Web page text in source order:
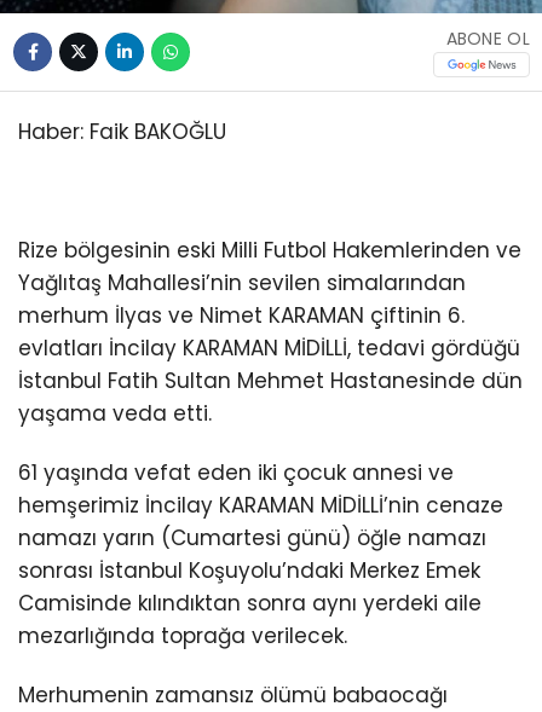
ABONE OL
Haber: Faik BAKOĞLU
Rize bölgesinin eski Milli Futbol Hakemlerinden ve
Yağlıtaş Mahallesi’nin sevilen simalarından
merhum İlyas ve Nimet KARAMAN çiftinin 6.
evlatları İncilay KARAMAN MİDİLLİ, tedavi gördüğü
İstanbul Fatih Sultan Mehmet Hastanesinde dün
yaşama veda etti.
61 yaşında vefat eden iki çocuk annesi ve
hemşerimiz İncilay KARAMAN MİDİLLİ’nin cenaze
namazı yarın (Cumartesi günü) öğle namazı
sonrası İstanbul Koşuyolu’ndaki Merkez Emek
Camisinde kılındıktan sonra aynı yerdeki aile
mezarlığında toprağa verilecek.
Merhumenin zamansız ölümü babaocağı